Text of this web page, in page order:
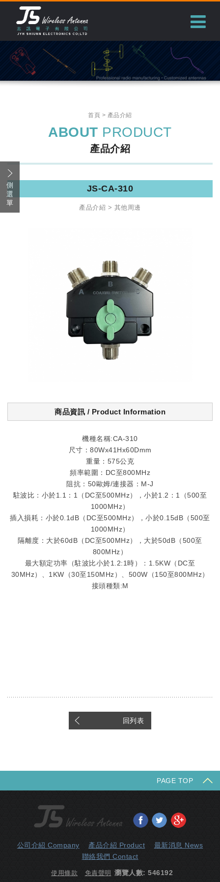
首頁 產品介紹
ABOUT PRODUCT
產品介紹
側
選
單
JS-CA-310
產品介紹 其他周邊
商品資訊 / Product Information
機種名稱:CA-310
尺寸：80Wx41Hx60Dmm
重量：575公克
頻率範圍：DC至800MHz
阻抗：50歐姆/連接器：M-J
駐波比：小於1.1：1（DC至500MHz），小於1.2：1（500至
1000MHz）
插入損耗：小於0.1dB（DC至500MHz），小於0.15dB（500至
1000MHz）
隔離度：大於60dB（DC至500MHz），大於50dB（500至
800MHz）
最大額定功率（駐波比小於1.2:1時）：1.5KW（DC至
30MHz）、1KW（30至150MHz）、500W（150至800MHz）
接頭種類:M
回列表
PAGE TOP
分享至Facebook
分享至Twitter
公司介紹 Company 產品介紹 Product
最新消息 News
聯絡我們 Contact
使用條款 免責聲明 瀏覽人數: 546192